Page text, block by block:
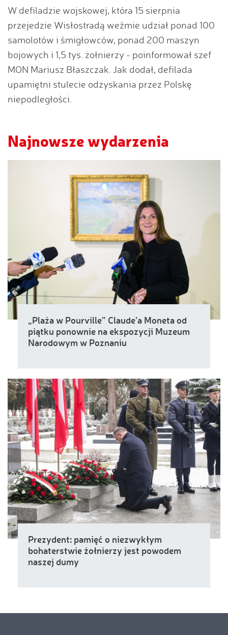
W defiladzie wojskowej, która 15 sierpnia
przejedzie Wisłostradą weźmie udział ponad 100
samolotów i śmigłowców, ponad 200 maszyn
bojowych i 1,5 tys. żołnierzy - poinformował szef
MON Mariusz Błaszczak. Jak dodał, defilada
upamiętni stulecie odzyskania przez Polskę
niepodległości.
Najnowsze wydarzenia
„Plaża w Pourville” Claude’a Moneta od
piątku ponownie na ekspozycji Muzeum
Narodowym w Poznaniu
Prezydent: pamięć o niezwykłym
bohaterstwie żołnierzy jest powodem
naszej dumy